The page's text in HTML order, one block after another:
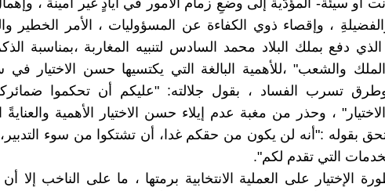
أو سيئة- المؤدَّية إلى وضعِ زمام الأمور في أيادٍ غير أمينة ،
والفضيلةِ ، وإقصاء ذوي الكفاءة عن المسؤوليات ، الأمر الخطير
والشعب" ،للأهمية البالغة التي يكتسيها حسن الاختيار
تسرب الفساد ، بقول جلالته: "عليكم أن تحكموا
، وحذر من مغبة عدم إيلاء حسن الاختيار الأهمية والعنايةً
بقوله :"أنه لن يكون من حقكم غدا، أن تشتكوا من سوء
التي تقدم لكم".
الإختيار على العملية الانتخابية برمتها ، ما على الناخب إلا